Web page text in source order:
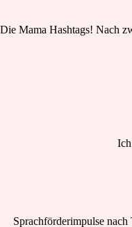
Mama Hashtags!
Sprachförderimpulse